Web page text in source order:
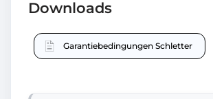
Downloads
Garantiebedingungen Schletter